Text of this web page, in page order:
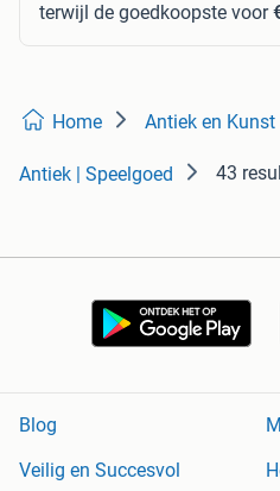
terwijl de goedkoopste voor
Home Antiek en Kunst
Antiek | Speelgoed 43
Blog
Veilig en Succesvol